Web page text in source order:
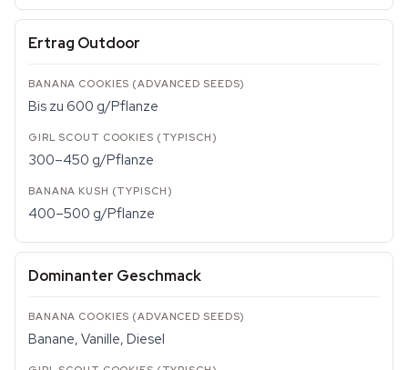
Ertrag Outdoor
Bis zu 600 g/Pflanze
300–450 g/Pflanze
400–500 g/Pflanze
Dominanter Geschmack
Banane, Vanille, Diesel